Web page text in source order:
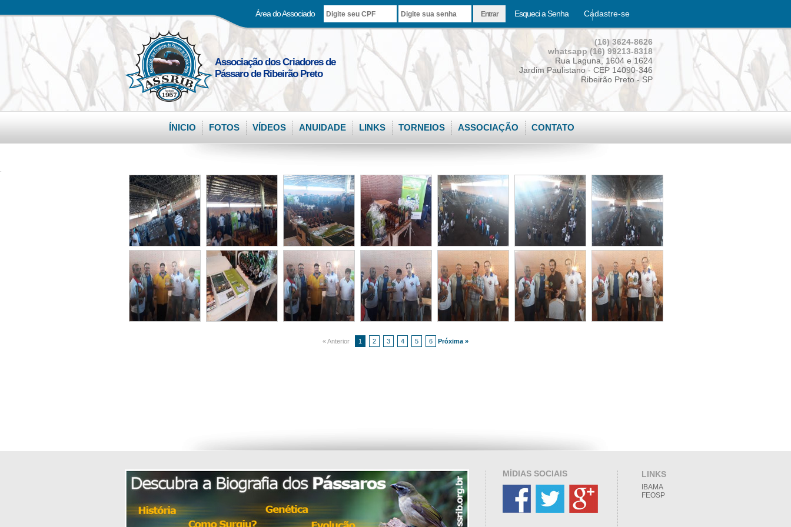
Área do Associado Esqueci a Senha Cadastre-se
Associação dos Criadores de
Pássaro de Ribeirão Preto
(16) 3624-8626
whatsapp (16) 99213-8318
Rua Laguna, 1604 e 1624
Jardim Paulistano - CEP 14090-346
Ribeirão Preto - SP
ÍNICIO FOTOS VÍDEOS ANUIDADE LINKS TORNEIOS ASSOCIAÇÃO CONTATO
« Anterior 1 2 3 4 5 6 Próxima »
MÍDIAS SOCIAIS LINKS
IBAMA
FEOSP